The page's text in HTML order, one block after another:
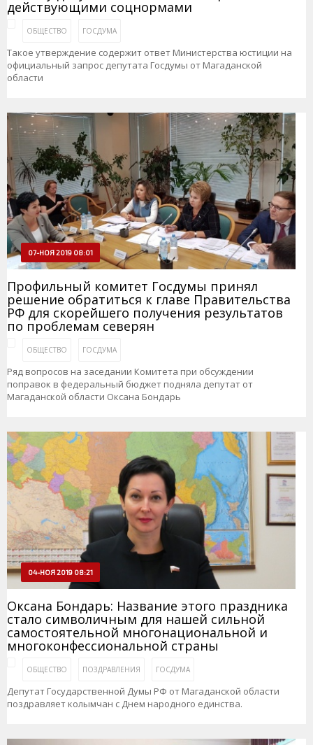
действующими соцнормами
ОБЩЕСТВО ГОСДУМА
Такое утверждение содержит ответ Министерства юстиции на
официальный запрос депутата Госдумы от Магаданской
области
07-НОЯ 2019 08:01
Профильный комитет Госдумы принял
решение обратиться к главе Правительства
РФ для скорейшего получения результатов
по проблемам северян
ОБЩЕСТВО ГОСДУМА
Ряд вопросов на заседании Комитета при обсуждении
поправок в федеральный бюджет подняла депутат от
Магаданской области Оксана Бондарь
04-НОЯ 2019 08:21
Оксана Бондарь: Название этого праздника
стало символичным для нашей сильной
самостоятельной многонациональной и
многоконфессиональной страны
ОБЩЕСТВО ПОЗДРАВЛЕНИЯ ГОСДУМА
Депутат Государственной Думы РФ от Магаданской области
поздравляет колымчан с Днем народного единства.